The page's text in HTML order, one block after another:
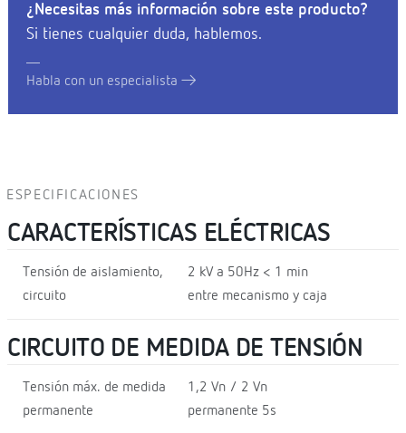
¿Necesitas más información sobre este producto?
Si tienes cualquier duda, hablemos.
Habla con un especialista
ESPECIFICACIONES
CARACTERÍSTICAS ELÉCTRICAS
Tensión de aislamiento,
circuito
2 kV a 50Hz < 1 min
entre mecanismo y caja
CIRCUITO DE MEDIDA DE TENSIÓN
Tensión máx. de medida
permanente
1,2 Vn / 2 Vn
permanente 5s